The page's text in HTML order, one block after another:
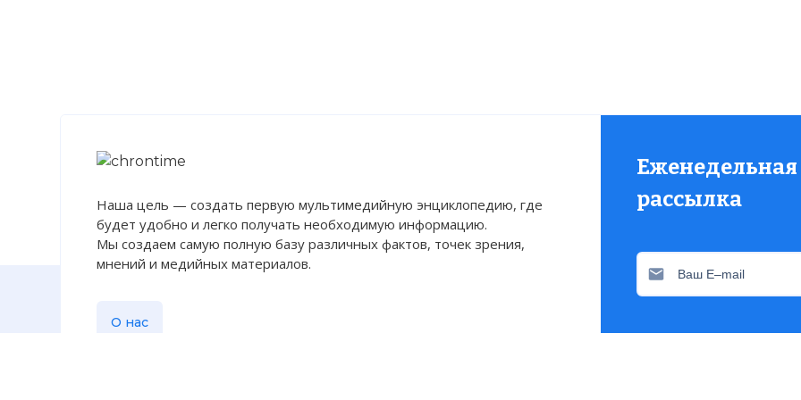
Наша цель — создать первую мультимедийную энциклопедию, где
будет удобно и легко получать необходимую информацию.
Мы создаем самую полную базу различных фактов, точек зрения,
мнений и медийных материалов.
О нас
Еженедельная
рассылка